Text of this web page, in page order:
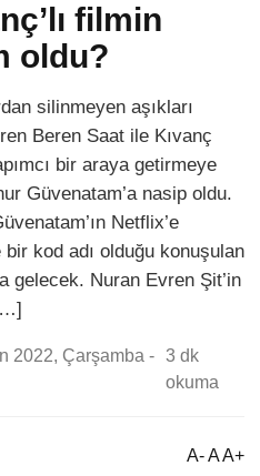
filmin
oldu?
silinmeyen aşıkları
Beren Saat ile Kıvanç
bir araya getirmeye
Güvenatam’a nasip oldu.
Netflix’e
kod adı olduğu konuşulan
gelecek. Nuran Evren Şit’in
2022, Çarşamba - 3 dk
okuma
A- A A+